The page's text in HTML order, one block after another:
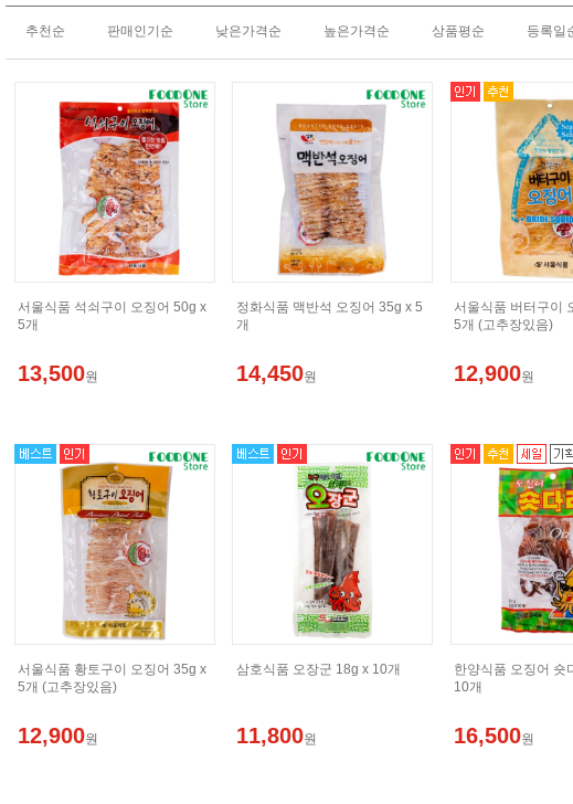
추천순 판매인기순 낮은가격순 높은가격순 상품평순 등록일
서울식품 석쇠구이 오징어 50g x
5개
13,500원
정화식품 맥반석 오징어 35g x 5
개
14,450원
서울식품 버터구이
5개 (고추장있음)
12,900원
서울식품 황토구이 오징어 35g x
5개 (고추장있음)
12,900원
삼호식품 오장군 18g x 10개
11,800원
한양식품 오징어 숏
10개
16,500원